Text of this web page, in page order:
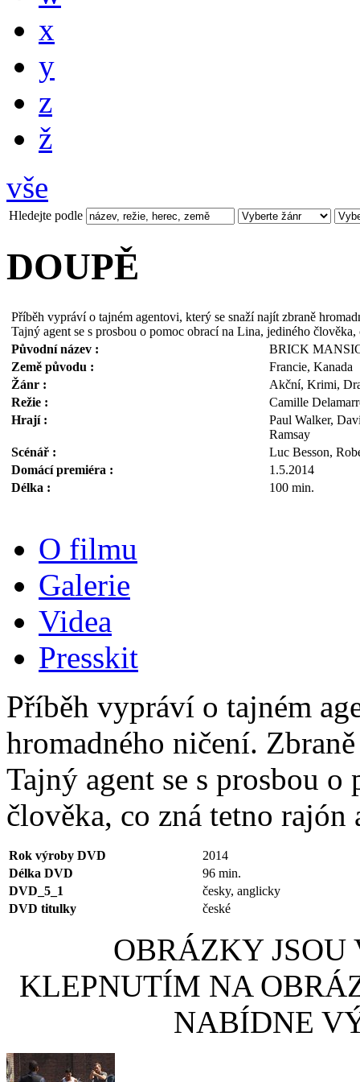
x
y
z
ž
vše
Hledejte podle
DOUPĚ
Příběh vypráví o tajném agentovi, který se snaží najít zbraně
Tajný agent se s prosbou o pomoc obrací na Lina, jediného
Původní název :
BRICK
Země původu :
Francie, Kanada
Žánr :
Akční, Krimi,
Režie :
Camille
Hrají :
Paul Walker,
Ramsay
Scénář :
Luc Besson,
Domácí premiéra :
1.5.2014
Délka :
100 min.
O filmu
Galerie
Videa
Presskit
Příběh vypráví o tajném
hromadného ničení.
Tajný agent se s prosbou
člověka, co zná tetno rajón
Rok výroby DVD
2014
Délka DVD
96 min.
DVD_5_1
česky, anglicky
DVD titulky
české
OBRÁZKY
KLEPNUTÍM NA
NABÍDNE